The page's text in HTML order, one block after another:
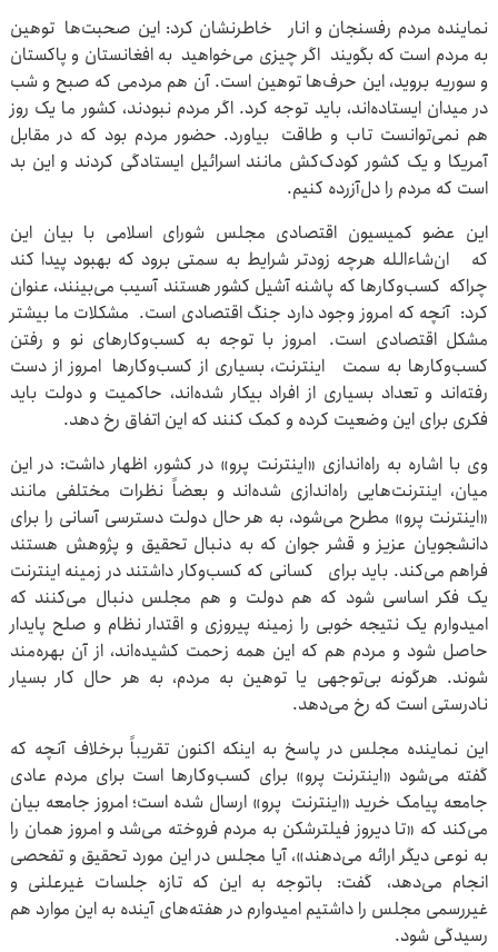
نماینده مردم رفسنجان و انار خاطرنشان کرد: این صحبت‌ها توهین
به مردم است که بگویند اگر چیزی می‌خواهید به افغانستان و پاکستان
و سوریه بروید، این حرف‌ها توهین است. آن هم مردمی که صبح و شب
در میدان ایستاده‌اند، باید توجه کرد. اگر مردم نبودند، کشور ما یک روز
هم نمی‌توانست تاب و طاقت بیاورد. حضور مردم بود که در مقابل
آمریکا و یک کشور کودک‌کش مانند اسرائیل ایستادگی کردند و این بد
است که مردم را دل‌آزرده کنیم.
این عضو کمیسیون اقتصادی مجلس شورای اسلامی با بیان این
که ان‌شاءالله هرچه زودتر شرایط به سمتی برود که بهبود پیدا کند
چراکه کسب‌وکارها که پاشنه آشیل کشور هستند آسیب می‌بینند، عنوان
کرد: آنچه که امروز وجود دارد جنگ اقتصادی است. مشکلات ما بیشتر
مشکل اقتصادی است. امروز با توجه به کسب‌وکارهای نو و رفتن
کسب‌وکارها به سمت اینترنت، بسیاری از کسب‌وکارها امروز از دست
رفته‌اند و تعداد بسیاری از افراد بیکار شده‌اند، حاکمیت و دولت باید
فکری برای این وضعیت کرده و کمک کنند که این اتفاق رخ دهد.
وی با اشاره به راه‌اندازی «اینترنت پرو» در کشور، اظهار داشت: در این
میان، اینترنت‌هایی راه‌اندازی شده‌اند و بعضاً نظرات مختلفی مانند
«اینترنت پرو» مطرح می‌شود، به هر حال دولت دسترسی آسانی را برای
دانشجویان عزیز و قشر جوان که به دنبال تحقیق و پژوهش هستند
فراهم می‌کند. باید برای کسانی که کسب‌وکار داشتند در زمینه اینترنت
یک فکر اساسی شود که هم دولت و هم مجلس دنبال می‌کنند که
امیدوارم یک نتیجه خوبی را زمینه پیروزی و اقتدار نظام و صلح پایدار
حاصل شود و مردم هم که این همه زحمت کشیده‌اند، از آن بهره‌مند
شوند. هرگونه بی‌توجهی یا توهین به مردم، به هر حال کار بسیار
نادرستی است که رخ می‌دهد.
این نماینده مجلس در پاسخ به اینکه اکنون تقریباً برخلاف آنچه که
گفته می‌شود «اینترنت پرو» برای کسب‌وکارها است برای مردم عادی
جامعه پیامک خرید «اینترنت پرو» ارسال شده است؛ امروز جامعه بیان
می‌کند که «تا دیروز فیلترشکن به مردم فروخته می‌شد و امروز همان را
به نوعی دیگر ارائه می‌دهند»، آیا مجلس در این مورد تحقیق و تفحصی
انجام می‌دهد، گفت: باتوجه به این که تازه جلسات غیرعلنی و
غیررسمی مجلس را داشتیم امیدوارم در هفته‌های آینده به این موارد هم
رسیدگی شود.